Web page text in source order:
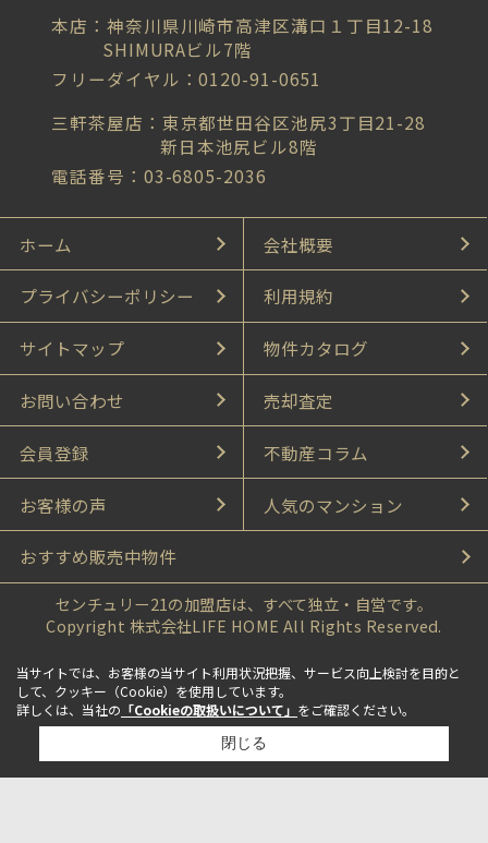
本店：神奈川県川崎市高津区溝口１丁目12-18
SHIMURAビル7階
フリーダイヤル：0120-91-0651
三軒茶屋店：東京都世田谷区池尻3丁目21-28
新日本池尻ビル8階
電話番号：03-6805-2036
ホーム 会社概要
プライバシーポリシー 利用規約
サイトマップ 物件カタログ
お問い合わせ 売却査定
会員登録 不動産コラム
お客様の声 人気のマンション
おすすめ販売中物件
センチュリー21の加盟店は、すべて独立・自営です。
Copyright 株式会社LIFE HOME All Rights Reserved.
当サイトでは、お客様の当サイト利用状況把握、サービス向上検討を目的と
して、クッキー（Cookie）を使用しています。
詳しくは、当社の 「Cookieの取扱いについて」 をご確認ください。
閉じる